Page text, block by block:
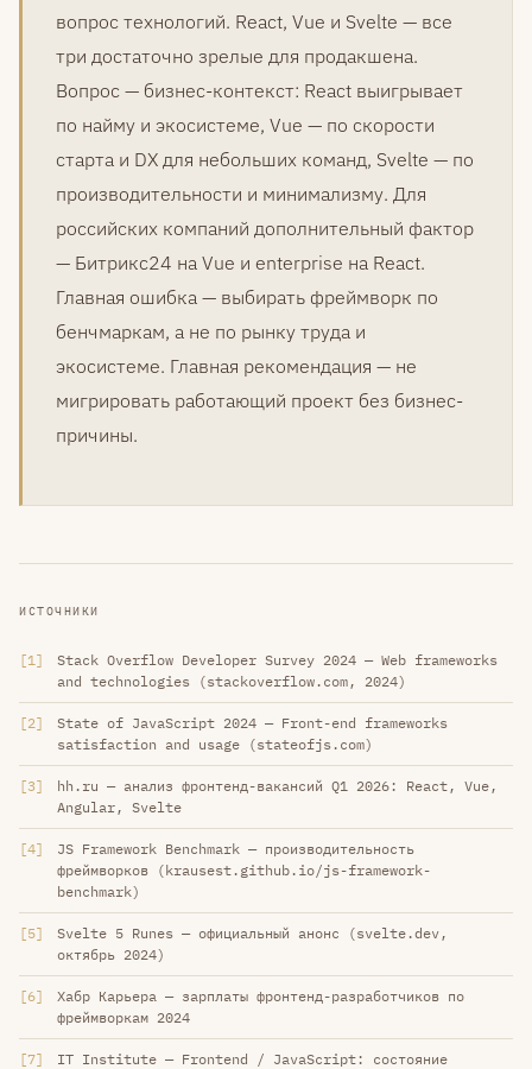
вопрос технологий. React, Vue и Svelte — все
три достаточно зрелые для продакшена.
Вопрос — бизнес-контекст: React выигрывает
по найму и экосистеме, Vue — по скорости
старта и DX для небольших команд, Svelte — по
производительности и минимализму. Для
российских компаний дополнительный фактор
— Битрикс24 на Vue и enterprise на React.
Главная ошибка — выбирать фреймворк по
бенчмаркам, а не по рынку труда и
экосистеме. Главная рекомендация — не
мигрировать работающий проект без бизнес-
причины.
ИСТОЧНИКИ
1
Stack Overflow Developer Survey 2024 — Web frameworks
and technologies (stackoverflow.com, 2024)
2
State of JavaScript 2024 — Front-end frameworks
satisfaction and usage (stateofjs.com)
3
hh.ru — анализ фронтенд-вакансий Q1 2026: React, Vue,
Angular, Svelte
4
JS Framework Benchmark — производительность
фреймворков (krausest.github.io/js-framework-
benchmark)
5
Svelte 5 Runes — официальный анонс (svelte.dev,
октябрь 2024)
6
Хабр Карьера — зарплаты фронтенд-разработчиков по
фреймворкам 2024
7
IT Institute — Frontend / JavaScript: состояние